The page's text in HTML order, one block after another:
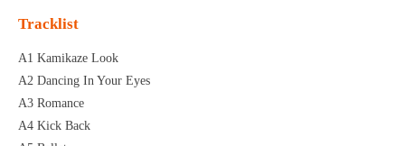
Tracklist
A1 Kamikaze Look
A2 Dancing In Your Eyes
A3 Romance
A4 Kick Back